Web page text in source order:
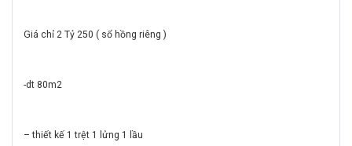
Giá chỉ 2 Tỷ 250 ( sổ hồng riêng )
-dt 80m2
– thiết kế 1 trệt 1 lửng 1 lầu